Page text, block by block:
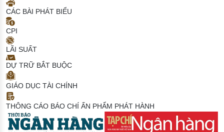
CÁC BÀI PHÁT BIỂU
CPI
LÃI SUẤT
DỰ TRỮ BẮT BUỘC
GIÁO DỤC TÀI CHÍNH
THÔNG CÁO BÁO CHÍ ẤN PHẨM PHÁT HÀNH